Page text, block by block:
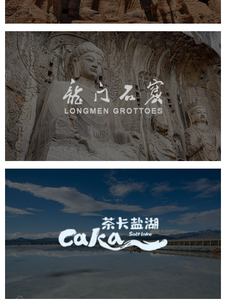
龙门石窟
旅游休闲 景区网站建设 品牌官网 网页设计
茶卡盐湖